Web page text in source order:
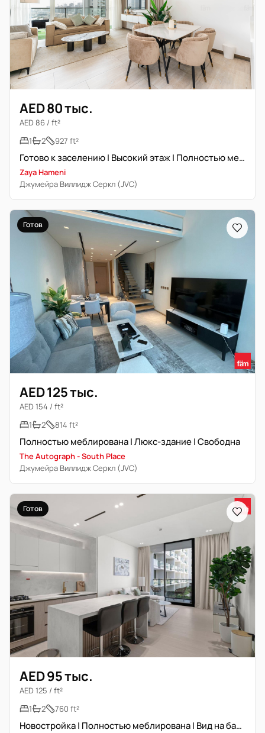
AED 80 тыс.
AED 86 / ft²
1
2 927 ft²
Готово к заселению | Высокий этаж | Полностью меблирована
Zaya Hameni
Джумейра Виллидж Серкл (JVC)
Готов
AED 125 тыс.
AED 154 / ft²
1
2 814 ft²
Полностью меблирована | Люкс-здание | Свободна
The Autograph - South Place
Джумейра Виллидж Серкл (JVC)
Готов
AED 95 тыс.
AED 125 / ft²
1
2 760 ft²
Новостройка | Полностью меблирована | Вид на бассейн